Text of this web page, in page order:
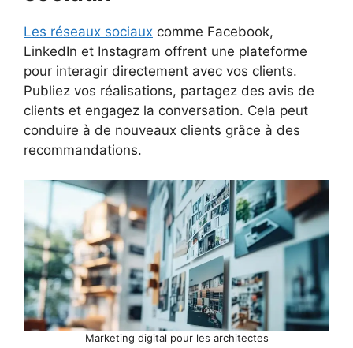
Les réseaux sociaux comme Facebook,
LinkedIn et Instagram offrent une plateforme
pour interagir directement avec vos clients.
Publiez vos réalisations, partagez des avis de
clients et engagez la conversation. Cela peut
conduire à de nouveaux clients grâce à des
recommandations.
Marketing digital pour les architectes